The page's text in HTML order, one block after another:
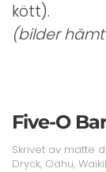
kött).
(bilder
Five-O
Skrivet av matte
Dryck, Oahu,